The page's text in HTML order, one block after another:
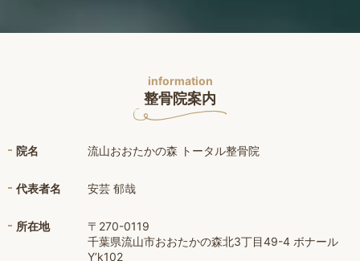
information
整骨院案内
院名 流山おおたかの森 トータル整骨院
代表者名 安芸 郁哉
所在地
〒270-0119
千葉県流山市おおたかの森北3丁目49-4 ボナール
Y’k102